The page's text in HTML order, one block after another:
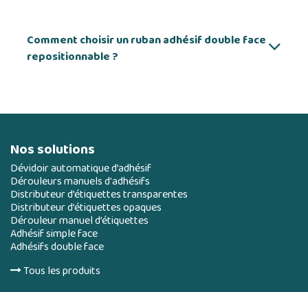
Comment choisir un ruban adhésif double face
repositionnable ?
Nos solutions
Dévidoir automatique d’adhésif
Dérouleurs manuels d'adhésifs
Distributeur d’étiquettes transparentes
Distributeur d’étiquettes opaques
Dérouleur manuel d’étiquettes
Adhésif simple face
Adhésifs double face
Tous les produits